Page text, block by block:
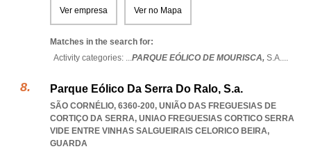
Ver empresa Ver no Mapa
Matches in the search for:
Activity categories: ...PARQUE EÓLICO DE MOURISCA, S.A....
Parque Eólico Da Serra Do Ralo, S.a.
SÃO CORNÉLIO, 6360-200, UNIÃO DAS FREGUESIAS DE
CORTIÇO DA SERRA, UNIAO FREGUESIAS CORTICO SERRA
VIDE ENTRE VINHAS SALGUEIRAIS CELORICO BEIRA,
GUARDA